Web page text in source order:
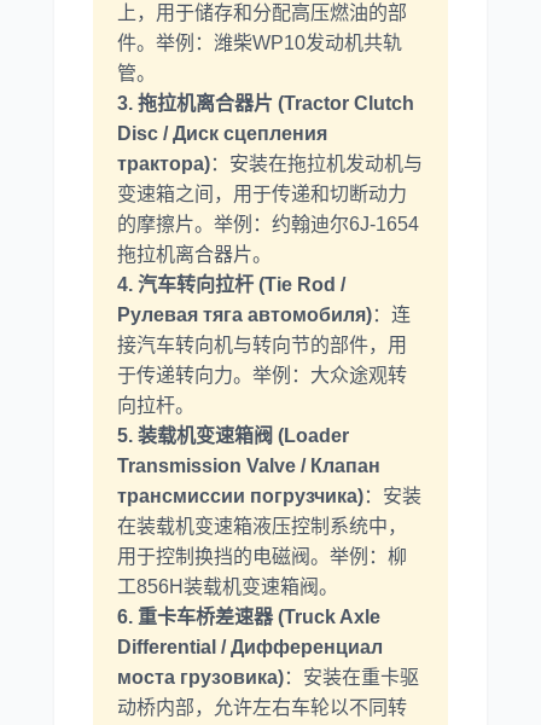
上，用于储存和分配高压燃油的部
件。举例：潍柴WP10发动机共轨
管。
3. 拖拉机离合器片 (Tractor Clutch
Disc / Диск сцепления
трактора)：安装在拖拉机发动机与
变速箱之间，用于传递和切断动力
的摩擦片。举例：约翰迪尔6J-1654
拖拉机离合器片。
4. 汽车转向拉杆 (Tie Rod /
Рулевая тяга автомобиля)：连
接汽车转向机与转向节的部件，用
于传递转向力。举例：大众途观转
向拉杆。
5. 装载机变速箱阀 (Loader
Transmission Valve / Клапан
трансмиссии погрузчика)：安装
在装载机变速箱液压控制系统中，
用于控制换挡的电磁阀。举例：柳
工856H装载机变速箱阀。
6. 重卡车桥差速器 (Truck Axle
Differential / Дифференциал
моста грузовика)：安装在重卡驱
动桥内部，允许左右车轮以不同转